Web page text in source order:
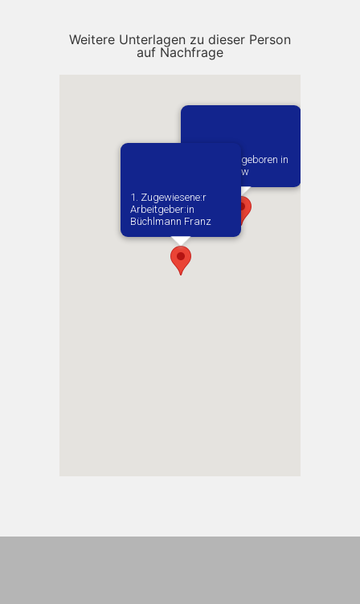
Weitere Unterlagen zu dieser Person
auf Nachfrage
Vermutlich geboren in
Goszczanow
1. Zugewiesene:r
Arbeitgeber:in​
Büchlmann Franz